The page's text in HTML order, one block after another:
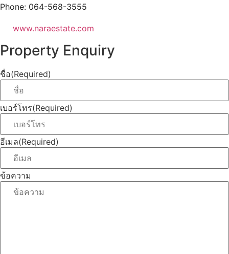
Phone: 064-568-3555
www.naraestate.com
Property Enquiry
ชื่อ(Required)
เบอร์โทร(Required)
อีเมล(Required)
ข้อความ